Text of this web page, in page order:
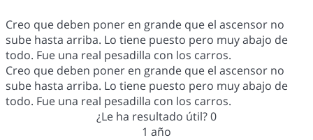
Creo que deben poner en grande que el ascensor no
sube hasta arriba. Lo tiene puesto pero muy abajo de
todo. Fue una real pesadilla con los carros.
Creo que deben poner en grande que el ascensor no
sube hasta arriba. Lo tiene puesto pero muy abajo de
todo. Fue una real pesadilla con los carros.
¿Le ha resultado útil?0
1 año